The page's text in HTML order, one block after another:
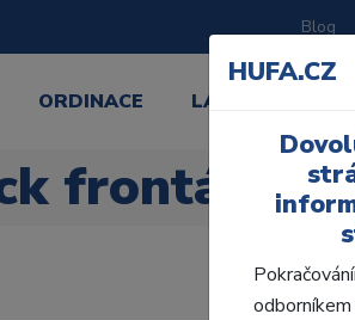
Blog
ORDINACE LABORATOŘ
frontální H
HUFA.CZ